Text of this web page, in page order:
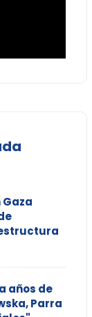
años de
Parra